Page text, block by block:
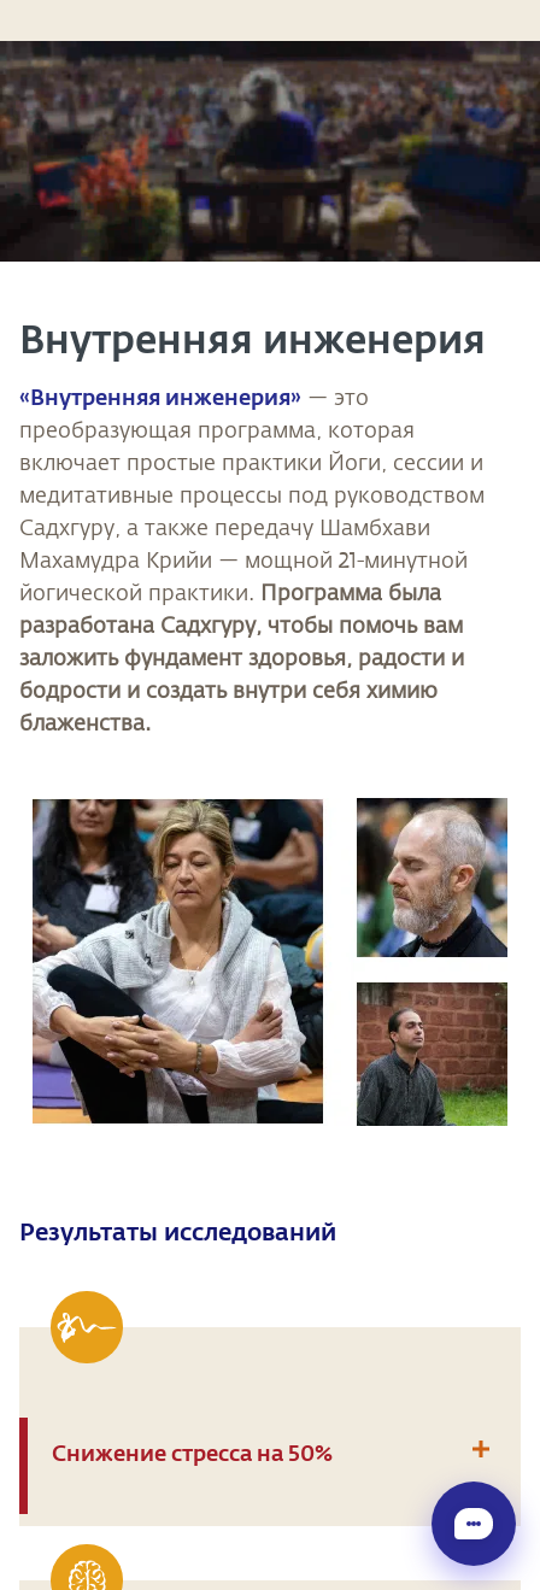
Внутренняя инженерия
«Внутренняя инженерия» — это
преобразующая программа, которая
включает простые практики Йоги, сессии и
медитативные процессы под руководством
Садхгуру, а также передачу Шамбхави
Махамудра Крийи — мощной 21-минутной
йогической практики. Программа была
разработана Садхгуру, чтобы помочь вам
заложить фундамент здоровья, радости и
бодрости и создать внутри себя химию
блаженства.
Результаты исследований
Снижение стресса на 50%